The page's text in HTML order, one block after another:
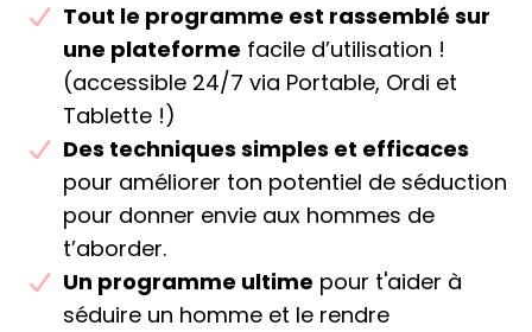
Tout le programme est rassemblé sur
une plateforme facile d’utilisation !
(accessible 24/7 via Portable, Ordi et
Tablette !)
Des techniques simples et efficaces
pour améliorer ton potentiel de séduction
pour donner envie aux hommes de
t’aborder.
Un programme ultime pour t'aider à
séduire un homme et le rendre